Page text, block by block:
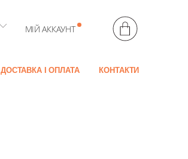
МІЙ АККАУНТ
ДОСТАВКА І ОПЛАТА КОНТАКТИ